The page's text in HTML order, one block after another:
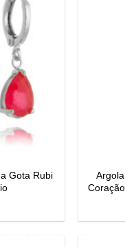
Gota Rubi